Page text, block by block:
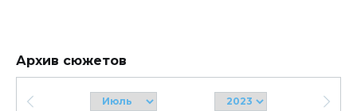
Архив сюжетов